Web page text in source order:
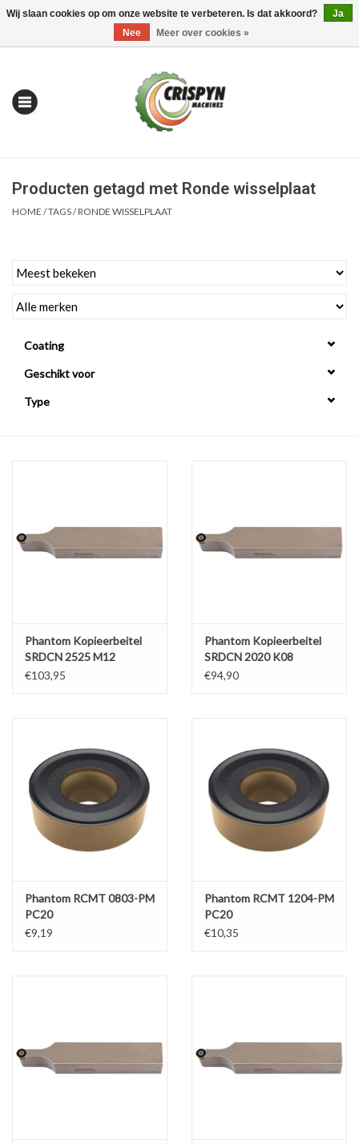
0 Artikelen - €0,00 Mijn account / Registreren
| Alles om te Meten |
Alles om te Boren |
Alles om te Frezen |
Alles om te Lassen |
Werkplaatsinrichting |
Machines |
Cadeaubonnen &
Onderdelen |
Producten getagd met Ronde wisselplaat
HOME /TAGS/RONDE WISSELPLAAT
Coating
Geschikt voor
Type
Phantom Kopieerbeitel
SRDCN 2525 M12
€103,95
Phantom Kopieerbeitel
SRDCN 2020 K08
€94,90
Phantom RCMT 0803-PM
PC20
€9,19
Phantom RCMT 1204-PM
PC20
€10,35
Wij slaan cookies op om onze website te verbeteren. Is dat akkoord?
Ja
Nee
Meer over cookies »